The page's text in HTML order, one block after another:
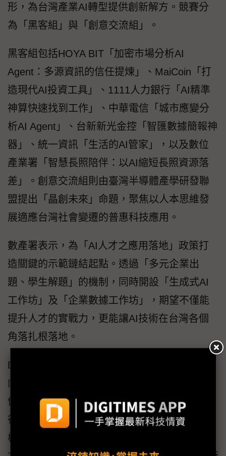
形，為台灣產業AI轉型提供創新解方。競賽分
為「黑客組」與「創意交流組」。
黑客組包括HOYA BIT「加密市場分析AI
Agent：多源資訊的信任提煉」、MaiCoin「打
造現代AI投資工具」、1111人力銀行「AI精準
神算快速找到工作」、中華電信「城市應變分
析AI Agent」、台新新光金控「智匯數據簡報神
器」、統一資訊「生活的AI管家」，以及數位
產業署「智慧長照陪伴：以AI縮短長照資源落
差」。創意交流組則由臺灣半導體產學研發聯
盟提出「晶創未來」命題，聚焦以人本思維發
展適應台灣社會變遷的普惠科技應用。
數產署表示，為「AI人才之應用落地」政策打
造關鍵的示範鏈結起點。透過「多元企業出
題、學生解題」的機制，同時開設「生成式AI
工作坊」及「企業數據工作坊」，期望不僅能
提升人才的實戰力，更能讓AI技術在台灣各個
角落扎根落地。
DIGITIMES表示：「生成式AI正從工具使用走
向代理式應用，AI應用已從單一任務協助，延
伸至情境理解、問題拆解、工具串接與多步驟
行動執行。第三屆『雲湧智生』希望透過黑客
松競賽與賽前培訓，讓學生、開發者與跨域人